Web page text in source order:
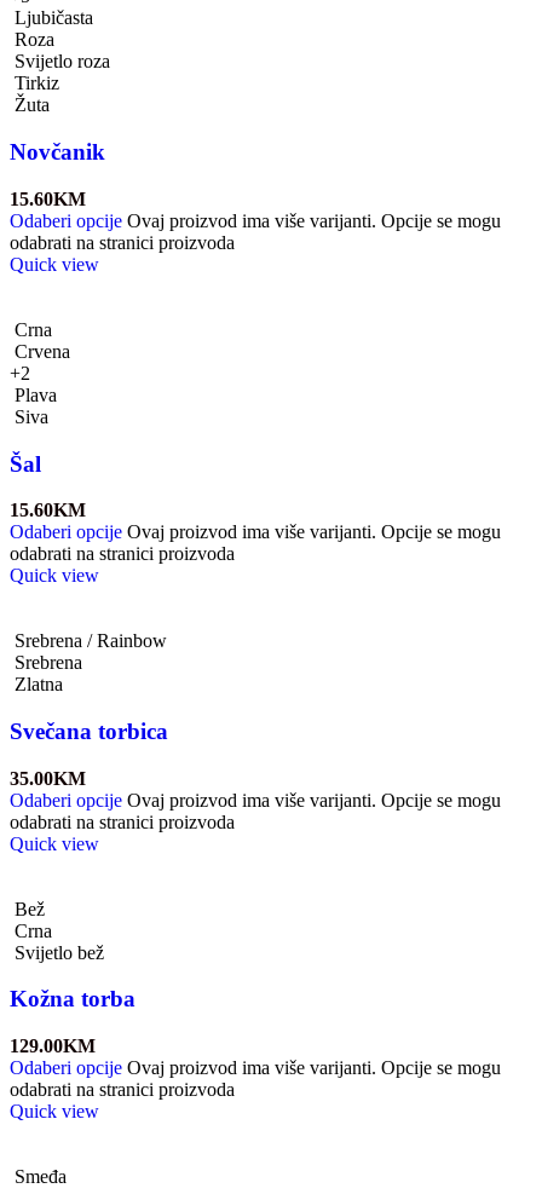
Ljubičasta
Roza
Svijetlo roza
Tirkiz
Žuta
Novčanik
15.60KM
Odaberi opcije Ovaj proizvod ima više varijanti. Opcije se mogu
odabrati na stranici proizvoda
Quick view
Crna
Crvena
+2
Plava
Siva
Šal
15.60KM
Odaberi opcije Ovaj proizvod ima više varijanti. Opcije se mogu
odabrati na stranici proizvoda
Quick view
Srebrena / Rainbow
Srebrena
Zlatna
Svečana torbica
35.00KM
Odaberi opcije Ovaj proizvod ima više varijanti. Opcije se mogu
odabrati na stranici proizvoda
Quick view
Bež
Crna
Svijetlo bež
Kožna torba
129.00KM
Odaberi opcije Ovaj proizvod ima više varijanti. Opcije se mogu
odabrati na stranici proizvoda
Quick view
Smeđa